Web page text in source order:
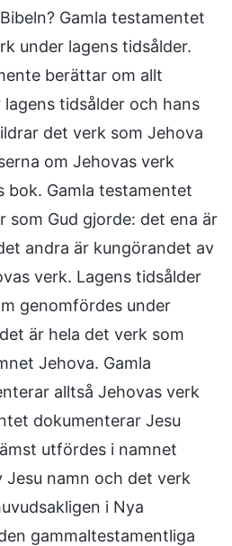
Gamla testamentet
under lagens tidsålder.
berättar om allt
tidsålder och hans
det verk som Jehova
om Jehovas verk
bok. Gamla testamentet
som Gud gjorde: det ena är
andra är kungörandet av
verk. Lagens tidsålder
genomfördes under
är hela det verk som
Jehova. Gamla
alltså Jehovas verk
dokumenterar Jesu
utfördes i namnet
Jesu namn och det verk
i Nya
gammaltestamentliga